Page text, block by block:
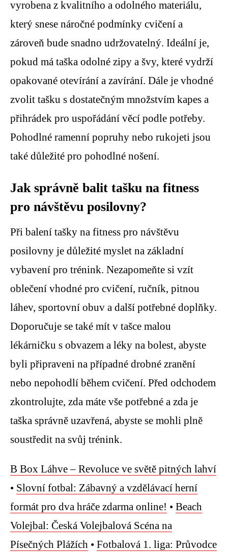
vyrobena z kvalitního a odolného materiálu,
který snese náročné podmínky cvičení a
zároveň bude snadno udržovatelný. Ideální je,
pokud má taška odolné zipy a švy, které vydrží
opakované otevírání a zavírání. Dále je vhodné
zvolit tašku s dostatečným množstvím kapes a
přihrádek pro uspořádání věcí podle potřeby.
Pohodlné ramenní popruhy nebo rukojeti jsou
také důležité pro pohodlné nošení.
Jak správně balit tašku na fitness
pro návštěvu posilovny?
Při balení tašky na fitness pro návštěvu
posilovny je důležité myslet na základní
vybavení pro trénink. Nezapomeňte si vzít
oblečení vhodné pro cvičení, ručník, pitnou
láhev, sportovní obuv a další potřebné doplňky.
Doporučuje se také mít v tašce malou
lékárničku s obvazem a léky na bolest, abyste
byli připraveni na případné drobné zranění
nebo nepohodlí během cvičení. Před odchodem
zkontrolujte, zda máte vše potřebné a zda je
taška správně uzavřená, abyste se mohli plně
soustředit na svůj trénink.
B Box Láhve – Revoluce ve světě pitných lahví
• Slovní fotbal: Zábavný a vzdělávací herní
formát pro dva hráče zdarma online! • Beach
Volejbal: Česká Volejbalová Scéna na
Písečných Plážích • Fotbalová 1. liga: Průvodce